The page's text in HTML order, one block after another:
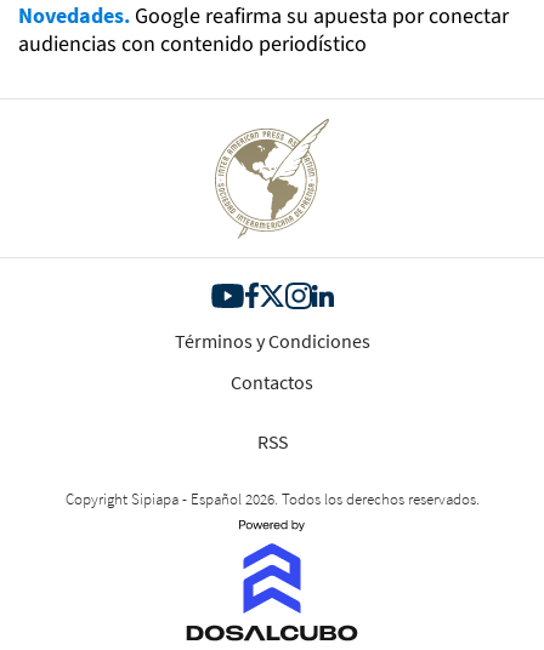
Novedades. Google reafirma su apuesta por conectar
audiencias con contenido periodístico
Términos y Condiciones
Contactos
RSS
Copyright Sipiapa - Español 2026. Todos los derechos reservados.